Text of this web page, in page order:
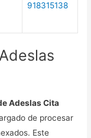
918315138
Adeslas Cita
de procesar
Este